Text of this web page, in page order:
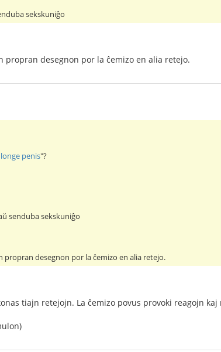
sekskuniĝo
propran desegnon por la ĉemizo en alia retejo.
penis"?
senduba sekskuniĝo
propran desegnon por la ĉemizo en alia retejo.
tiajn retejojn. La ĉemizo povus provoki reagojn